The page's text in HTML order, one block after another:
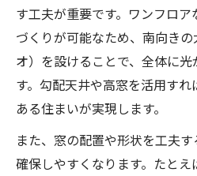
す工夫が重要です。ワンフロ
づくりが可能なため、南向き
オ）を設けることで、全体に
す。勾配天井や高窓を活用す
ある住まいが実現します。
また、窓の配置や形状を工夫
確保しやすくなります。たと